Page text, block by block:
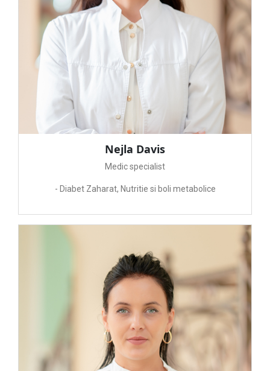
Nejla Davis
Medic specialist
- Diabet Zaharat, Nutritie si boli metabolice